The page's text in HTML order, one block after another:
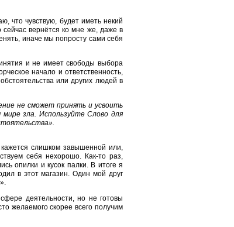
что чувствую, будет иметь некий
вернётся ко мне же, даже в
иначе мы попросту сами себя
и не имеет свободы выбора
начало и ответственность,
или других людей в
не сможет принять и усвоить
зла. Используйте Слово для
слишком завышенной или,
себя нехорошо. Как-то раз,
опилки и кусок палки. В итоге я
в этот магазин. Один мой друг
деятельности, но не готовы
желаемого скорее всего получим